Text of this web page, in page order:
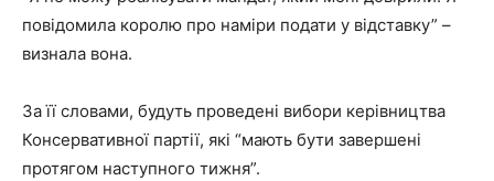
повідомила королю про наміри подати у відставку” –
визнала вона.
За її словами, будуть проведені вибори керівництва
Консервативної партії, які “мають бути завершені
протягом наступного тижня”.